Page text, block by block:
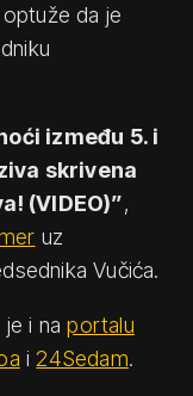
da je
između 5. i
skrivena
(VIDEO)”,
uz
Vučića.
je i naportalu
i24Sedam.